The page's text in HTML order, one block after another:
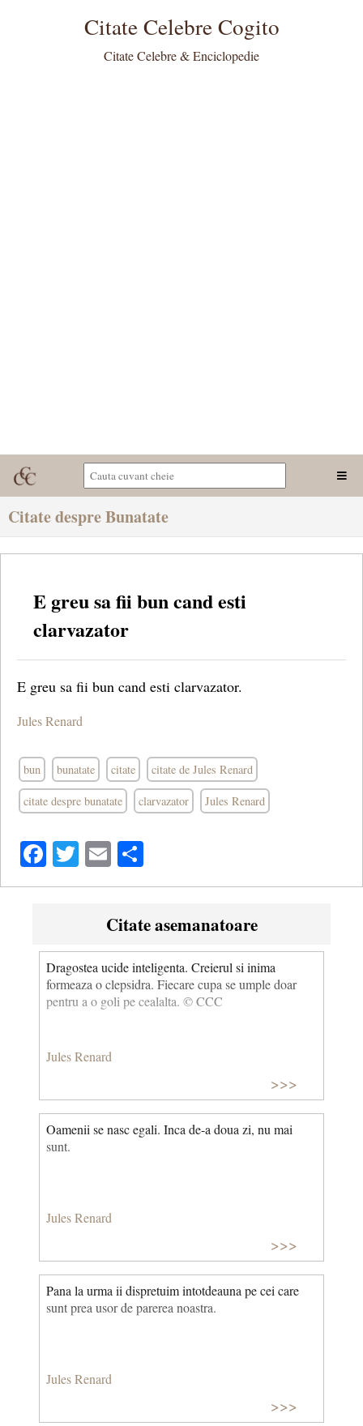
Citate Celebre Cogito
Citate Celebre & Enciclopedie
Citate despre Bunatate
E greu sa fii bun cand esti
clarvazator
E greu sa fii bun cand esti clarvazator.
Jules Renard
bun bunatate citate citate de Jules Renard
citate despre bunatate clarvazator Jules Renard
Facebook
Twitter
Email
Citate asemanatoare
Dragostea ucide inteligenta. Creierul si inima
formeaza o clepsidra. Fiecare cupa se umple doar
pentru a o goli pe cealalta. © CCC
Jules Renard
>>>
Oamenii se nasc egali. Inca de-a doua zi, nu mai
sunt.
Jules Renard
>>>
Pana la urma ii dispretuim intotdeauna pe cei care
sunt prea usor de parerea noastra.
Jules Renard
>>>